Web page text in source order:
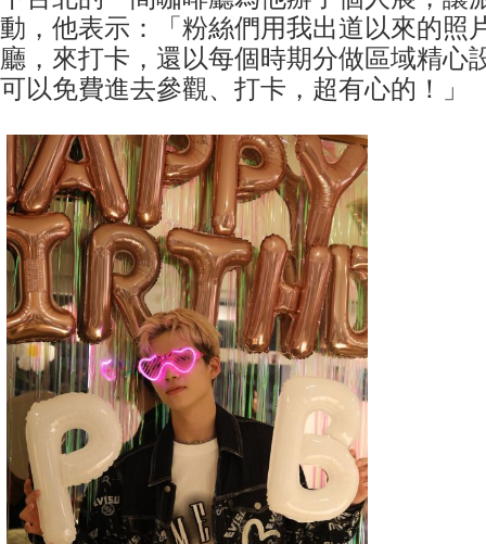
動，他表示：「粉絲們用我出道以來的照
廳，來打卡，還以每個時期分做區域精心
可以免費進去參觀、打卡，超有心的！」